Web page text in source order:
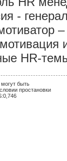
-
–
HR-
быть
простановки